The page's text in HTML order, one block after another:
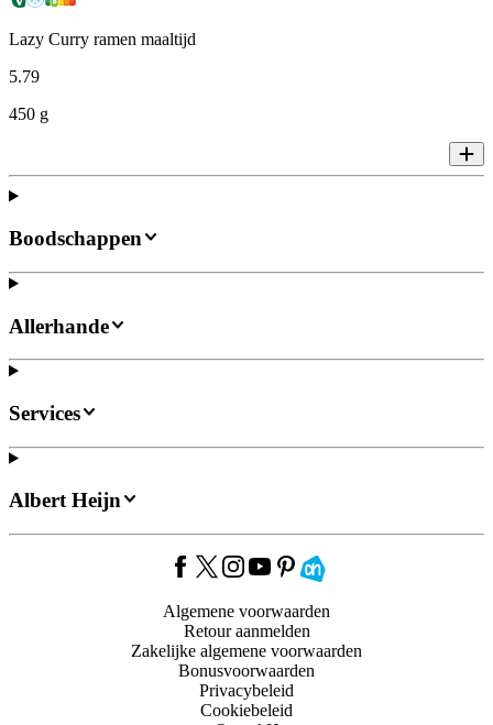
Lazy Curry ramen maaltijd
5.79
450 g
Boodschappen
Allerhande
Services
Albert Heijn
Algemene voorwaarden
Retour aanmelden
Zakelijke algemene voorwaarden
Bonusvoorwaarden
Privacybeleid
Cookiebeleid